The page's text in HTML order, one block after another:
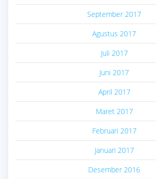
September 2017
Agustus 2017
Juli 2017
Juni 2017
April 2017
Maret 2017
Februari 2017
Januari 2017
Desember 2016